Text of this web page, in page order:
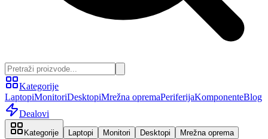
Kategorije
LaptopiMonitoriDesktopiMrežna opremaPeriferijaKomponenteBlog
Dealovi
Kategorije Laptopi Monitori Desktopi
Mrežna oprema